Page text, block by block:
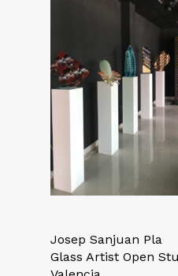
Josep Sanjuan Pla
Glass Artist Open